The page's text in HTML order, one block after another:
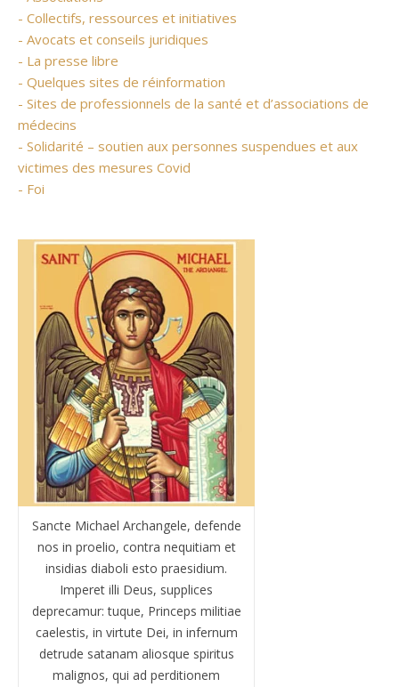
- Collectifs, ressources et initiatives
- Avocats et conseils juridiques
- La presse libre
- Quelques sites de réinformation
- Sites de professionnels de la santé et d’associations de
médecins
- Solidarité – soutien aux personnes suspendues et aux
victimes des mesures Covid
- Foi
Sancte Michael Archangele, defende
nos in proelio, contra nequitiam et
insidias diaboli esto praesidium.
Imperet illi Deus, supplices
deprecamur: tuque, Princeps militiae
caelestis, in virtute Dei, in infernum
detrude satanam aliosque spiritus
malignos, qui ad perditionem